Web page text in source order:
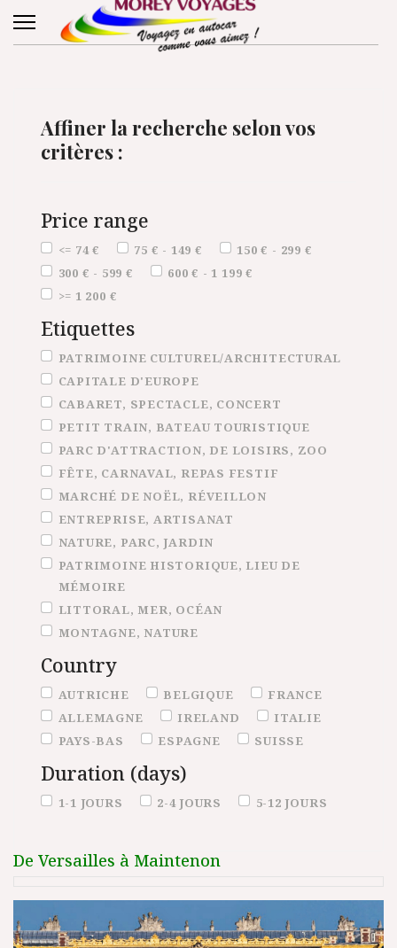
Affiner la recherche selon vos
critères :
Price range
Price range
<= 74 € 75 € - 149 €
150 € - 299 €
300 € - 599 €
600 € - 1 199 €
>= 1 200 €
Etiquettes
Etiquettes
PATRIMOINE CULTUREL/ARCHITECTURAL
CAPITALE D'EUROPE
CABARET, SPECTACLE, CONCERT
PETIT TRAIN, BATEAU TOURISTIQUE
PARC D'ATTRACTION, DE LOISIRS, ZOO
FÊTE, CARNAVAL, REPAS FESTIF
MARCHÉ DE NOËL, RÉVEILLON
ENTREPRISE, ARTISANAT
NATURE, PARC, JARDIN
PATRIMOINE HISTORIQUE, LIEU DE
MÉMOIRE
LITTORAL, MER, OCÉAN
MONTAGNE, NATURE
Country
Country
AUTRICHE BELGIQUE
FRANCE
ALLEMAGNE
IRELAND
ITALIE
PAYS-BAS
ESPAGNE SUISSE
Duration (days)
Duration (days)
1-1 JOURS 2-4 JOURS 5-12 JOURS
De Versailles à Maintenon